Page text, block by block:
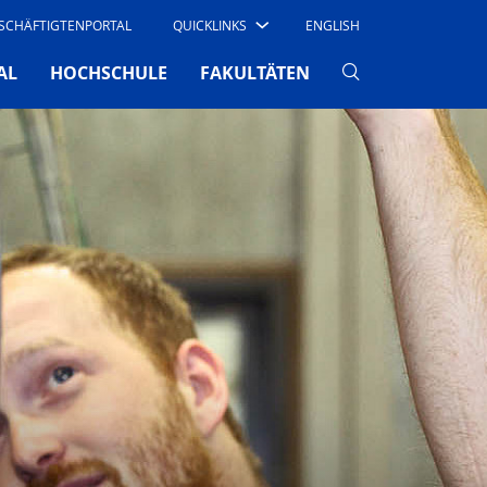
QUICKLINKS ENGLISH
HOCHSCHULE FAKULTÄTEN